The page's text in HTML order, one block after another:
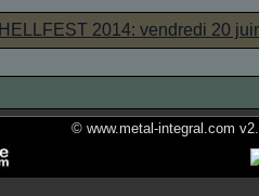
HELLFEST 2014: vendredi 20
© www.metal-integral.com